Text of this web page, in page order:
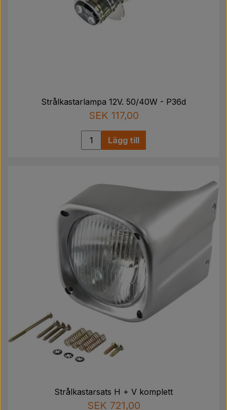
Strålkastarlampa 12V. 50/40W - P36d
SEK 117,00
Lägg till
Strålkastarsats H + V komplett
SEK 721,00